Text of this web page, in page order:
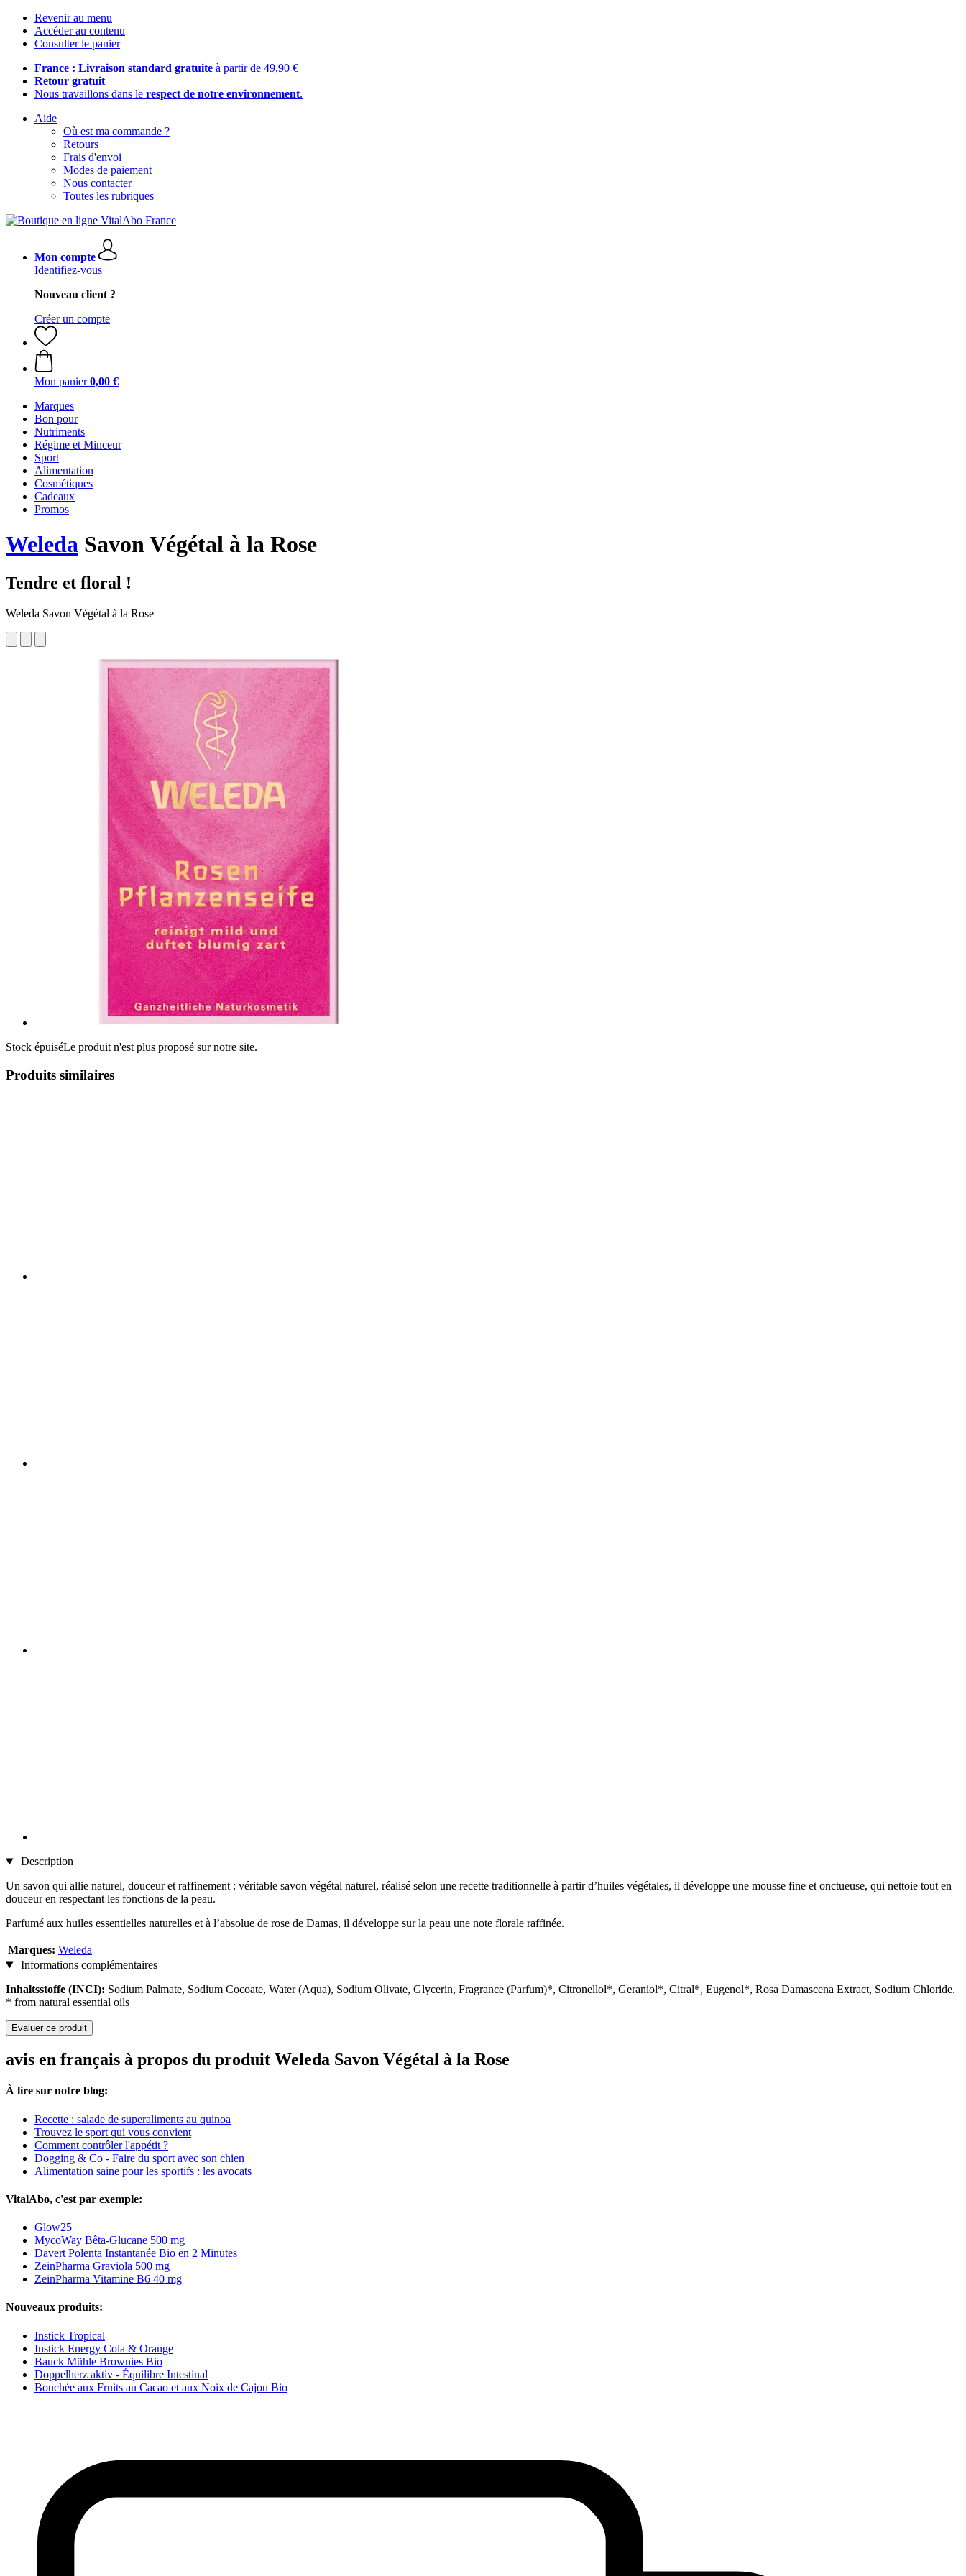
Revenir au menu
Accéder au contenu
Consulter le panier
France : Livraison standard gratuite à partir de 49,90 €
Retour gratuit
Nous travaillons dans le respect de notre environnement.
Aide
Où est ma commande ?
Retours
Frais d'envoi
Modes de paiement
Nous contacter
Toutes les rubriques
Mon compte
Identifiez-vous
Nouveau client ?
Créer un compte
Mon panier 0,00 €
Marques
Bon pour
Nutriments
Régime et Minceur
Sport
Alimentation
Cosmétiques
Cadeaux
Promos
Weleda Savon Végétal à la Rose
Tendre et floral !
Weleda Savon Végétal à la Rose
Stock épuiséLe produit n'est plus proposé sur notre site.
Produits similaires
Description
Un savon qui allie naturel, douceur et raffinement : véritable savon végétal naturel, réalisé selon une recette traditionnelle à partir d’huiles végétales, il développe une mousse fine et onctueuse, qui nettoie tout en
douceur en respectant les fonctions de la peau.
Parfumé aux huiles essentielles naturelles et à l’absolue de rose de Damas, il développe sur la peau une note florale raffinée.
Marques: Weleda
Informations complémentaires
Inhaltsstoffe (INCI): Sodium Palmate, Sodium Cocoate, Water (Aqua), Sodium Olivate, Glycerin, Fragrance (Parfum)*, Citronellol*, Geraniol*, Citral*, Eugenol*, Rosa Damascena Extract, Sodium Chloride.
* from natural essential oils
Evaluer ce produit
avis en français à propos du produit Weleda Savon Végétal à la Rose
À lire sur notre blog:
Recette : salade de superaliments au quinoa
Trouvez le sport qui vous convient
Comment contrôler l'appétit ?
Dogging & Co - Faire du sport avec son chien
Alimentation saine pour les sportifs : les avocats
VitalAbo, c'est par exemple:
Glow25
MycoWay Bêta-Glucane 500 mg
Davert Polenta Instantanée Bio en 2 Minutes
ZeinPharma Graviola 500 mg
ZeinPharma Vitamine B6 40 mg
Nouveaux produits:
Instick Tropical
Instick Energy Cola & Orange
Bauck Mühle Brownies Bio
Doppelherz aktiv - Équilibre Intestinal
Bouchée aux Fruits au Cacao et aux Noix de Cajou Bio